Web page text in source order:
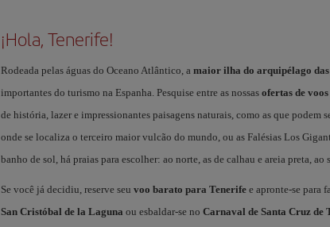
¡Hola, Tenerife!
Rodeada pelas águas do Oceano Atlântico, a maior ilha do arquipélago
importantes do turismo na Espanha. Pesquise entre as nossas ofertas de
de história, lazer e impressionantes paisagens naturais, como as que podem
onde se localiza o terceiro maior vulcão do mundo, ou as Falésias Los
banho de sol, há praias para escolher: ao norte, as de calhau e areia preta, ao
Se você já decidiu, reserve seu voo barato para Tenerifee apronte-se para
San Cristóbal de la Laguna ou esbaldar-se no Carnaval de Santa Cruz de